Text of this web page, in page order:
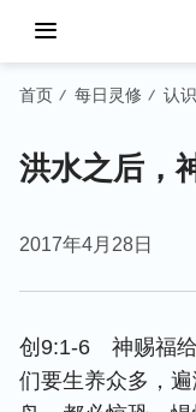
首页 / 每日灵修 / 认
洪水之后，
2017年4月28日
创9:1-6 神赐福给
们要生养众多，